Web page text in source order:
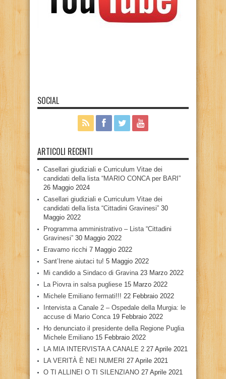
SOCIAL
ARTICOLI RECENTI
Casellari giudiziali e Curriculum Vitae dei
candidati della lista “MARIO CONCA per BARI”
26 Maggio 2024
Casellari giudiziali e Curriculum Vitae dei
candidati della lista “Cittadini Gravinesi” 30
Maggio 2022
Programma amministrativo – Lista “Cittadini
Gravinesi” 30 Maggio 2022
Eravamo ricchi 7 Maggio 2022
Sant’Irene aiutaci tu! 5 Maggio 2022
Mi candido a Sindaco di Gravina 23 Marzo 2022
La Piovra in salsa pugliese 15 Marzo 2022
Michele Emiliano fermati!!! 22 Febbraio 2022
Intervista a Canale 2 – Ospedale della Murgia: le
accuse di Mario Conca 19 Febbraio 2022
Ho denunciato il presidente della Regione Puglia
Michele Emiliano 15 Febbraio 2022
LA MIA INTERVISTA A CANALE 2 27 Aprile 2021
LA VERITÀ È NEI NUMERI 27 Aprile 2021
O TI ALLINEI O TI SILENZIANO 27 Aprile 2021